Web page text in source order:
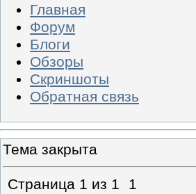
Главная
Форум
Блоги
Обзоры
Скриншоты
Обратная связь
Тема закрыта
Страница 1 из 1
1